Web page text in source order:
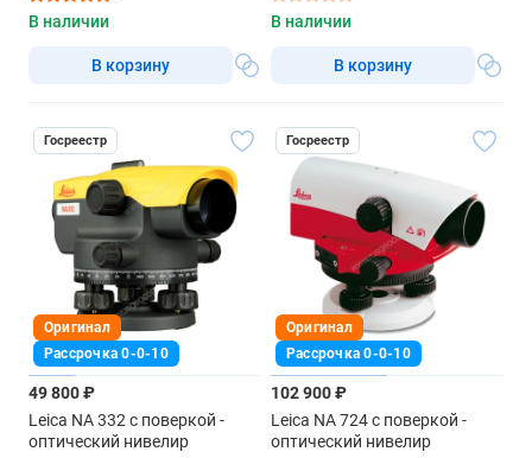
В наличии
В корзину
В наличии
В корзину
Госреестр
Оригинал
Рассрочка 0-0-10
49 800 ₽
Leica NA 332 с поверкой -
оптический нивелир
Госреестр
Оригинал
Рассрочка 0-0-10
102 900 ₽
Leica NA 724 с поверкой -
оптический нивелир